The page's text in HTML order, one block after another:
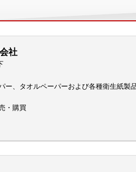
社
ー、タオルペーパーおよび各種衛生紙製
・購買